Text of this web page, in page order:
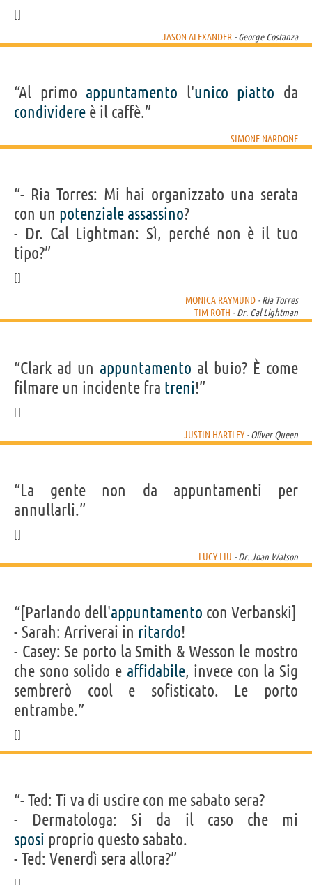
JASON ALEXANDER - George Costanza
“Al primo appuntamento l'unico piatto da
condividere è il caffè.”
SIMONE NARDONE
“- Ria Torres: Mi hai organizzato una serata
con un potenziale assassino?
- Dr. Cal Lightman: Sì, perché non è il tuo
tipo?”
MONICA RAYMUND - Ria Torres
TIM ROTH - Dr. Cal Lightman
“Clark ad un appuntamento al buio? È come
filmare un incidente fra treni!”
JUSTIN HARTLEY - Oliver Queen
“La gente non da appuntamenti per
annullarli.”
LUCY LIU - Dr. Joan Watson
“[Parlando dell'appuntamento con Verbanski]
- Sarah: Arriverai in ritardo!
- Casey: Se porto la Smith & Wesson le mostro
che sono solido e affidabile, invece con la Sig
sembrerò cool e sofisticato. Le porto
entrambe.”
“- Ted: Ti va di uscire con me sabato sera?
- Dermatologa: Si da il caso che mi
sposi proprio questo sabato.
- Ted: Venerdì sera allora?”